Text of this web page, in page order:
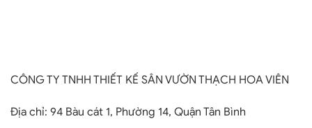
CÔNG TY TNHH THIẾT KẾ SÂN VƯỜN THẠCH HOA VIÊN
Địa chỉ: 94 Bàu cát 1, Phường 14, Quận Tân Bình